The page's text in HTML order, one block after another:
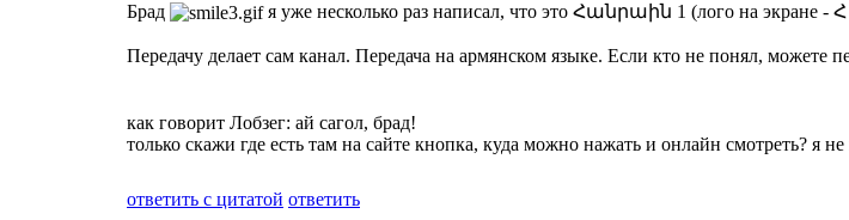
Брад я уже несколько раз написал, что это Հանրաին 1 (лого на экране -
Передачу делает сам канал. Передача на армянском языке. Если кто не понял, можете
как говорит Лобзег: ай сагол, брад!
только скажи где есть там на сайте кнопка, куда можно нажать и онлайн смотреть? я
ответить c цитатой ответить